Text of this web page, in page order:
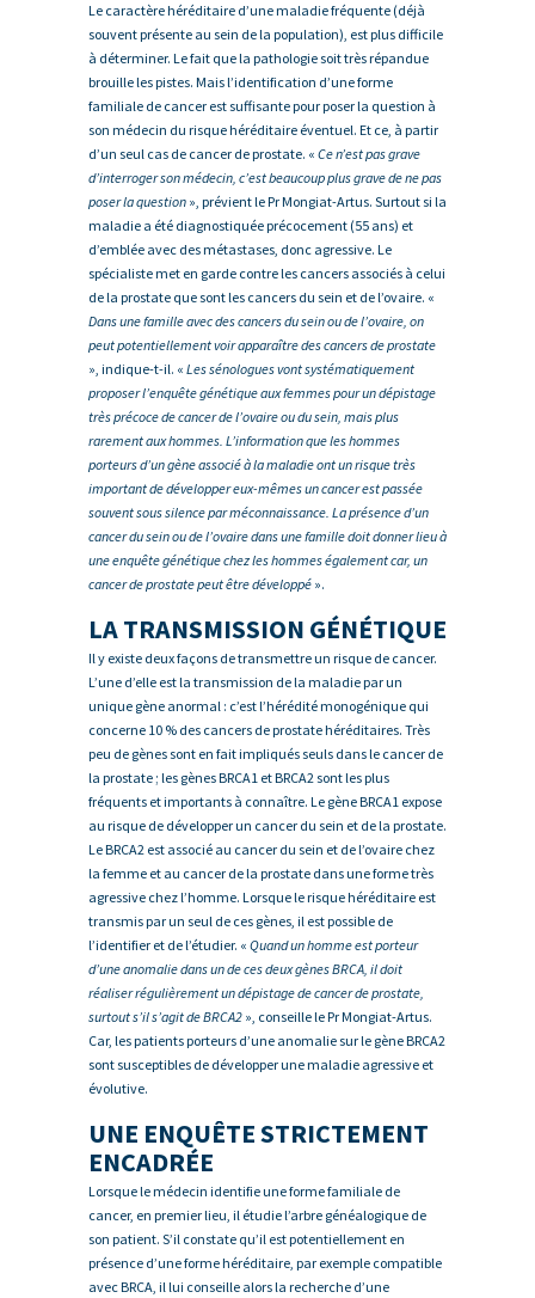
Le caractère héréditaire d’une maladie fréquente (déjà
souvent présente au sein de la population), est plus difficile
à déterminer. Le fait que la pathologie soit très répandue
brouille les pistes. Mais l’identification d’une forme
familiale de cancer est suffisante pour poser la question à
son médecin du risque héréditaire éventuel. Et ce, à partir
d’un seul cas de cancer de prostate. « Ce n’est pas grave
d’interroger son médecin, c’est beaucoup plus grave de ne pas
poser la question », prévient le Pr Mongiat-Artus. Surtout si la
maladie a été diagnostiquée précocement (55 ans) et
d’emblée avec des métastases, donc agressive. Le
spécialiste met en garde contre les cancers associés à celui
de la prostate que sont les cancers du sein et de l’ovaire. «
Dans une famille avec des cancers du sein ou de l’ovaire, on
peut potentiellement voir apparaître des cancers de prostate
», indique-t-il. « Les sénologues vont systématiquement
proposer l’enquête génétique aux femmes pour un dépistage
très précoce de cancer de l’ovaire ou du sein, mais plus
rarement aux hommes. L’information que les hommes
porteurs d’un gène associé à la maladie ont un risque très
important de développer eux-mêmes un cancer est passée
souvent sous silence par méconnaissance. La présence d’un
cancer du sein ou de l’ovaire dans une famille doit donner lieu à
une enquête génétique chez les hommes également car, un
cancer de prostate peut être développé ».
LA TRANSMISSION GÉNÉTIQUE
Il y existe deux façons de transmettre un risque de cancer.
L’une d’elle est la transmission de la maladie par un
unique gène anormal : c’est l’hérédité monogénique qui
concerne 10 % des cancers de prostate héréditaires. Très
peu de gènes sont en fait impliqués seuls dans le cancer de
la prostate ; les gènes BRCA1 et BRCA2 sont les plus
fréquents et importants à connaître. Le gène BRCA1 expose
au risque de développer un cancer du sein et de la prostate.
Le BRCA2 est associé au cancer du sein et de l’ovaire chez
la femme et au cancer de la prostate dans une forme très
agressive chez l’homme. Lorsque le risque héréditaire est
transmis par un seul de ces gènes, il est possible de
l’identifier et de l’étudier. « Quand un homme est porteur
d’une anomalie dans un de ces deux gènes BRCA, il doit
réaliser régulièrement un dépistage de cancer de prostate,
surtout s’il s’agit de BRCA2 », conseille le Pr Mongiat-Artus.
Car, les patients porteurs d’une anomalie sur le gène BRCA2
sont susceptibles de développer une maladie agressive et
évolutive.
UNE ENQUÊTE STRICTEMENT
ENCADRÉE
Lorsque le médecin identifie une forme familiale de
cancer, en premier lieu, il étudie l’arbre généalogique de
son patient. S’il constate qu’il est potentiellement en
présence d’une forme héréditaire, par exemple compatible
avec BRCA, il lui conseille alors la recherche d’une